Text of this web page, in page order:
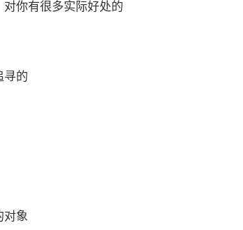
你有很多实际好处的
寻的
对象